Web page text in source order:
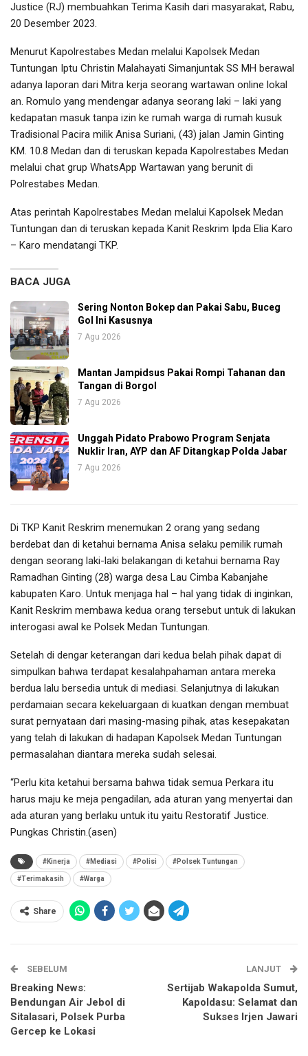
Justice (RJ) membuahkan Terima Kasih dari masyarakat, Rabu,
20 Desember 2023.
Menurut Kapolrestabes Medan melalui Kapolsek Medan
Tuntungan Iptu Christin Malahayati Simanjuntak SS MH berawal
adanya laporan dari Mitra kerja seorang wartawan online lokal
an. Romulo yang mendengar adanya seorang laki – laki yang
kedapatan masuk tanpa izin ke rumah warga di rumah kusuk
Tradisional Pacira milik Anisa Suriani, (43) jalan Jamin Ginting
KM. 10.8 Medan dan di teruskan kepada Kapolrestabes Medan
melalui chat grup WhatsApp Wartawan yang berunit di
Polrestabes Medan.
Atas perintah Kapolrestabes Medan melalui Kapolsek Medan
Tuntungan dan di teruskan kepada Kanit Reskrim Ipda Elia Karo
– Karo mendatangi TKP.
BACA JUGA
Sering Nonton Bokep dan Pakai Sabu, Buceg
Gol Ini Kasusnya
7 Agu 2026
Mantan Jampidsus Pakai Rompi Tahanan dan
Tangan di Borgol
7 Agu 2026
Unggah Pidato Prabowo Program Senjata
Nuklir Iran, AYP dan AF Ditangkap Polda Jabar
7 Agu 2026
Di TKP Kanit Reskrim menemukan 2 orang yang sedang
berdebat dan di ketahui bernama Anisa selaku pemilik rumah
dengan seorang laki-laki belakangan di ketahui bernama Ray
Ramadhan Ginting (28) warga desa Lau Cimba Kabanjahe
kabupaten Karo. Untuk menjaga hal – hal yang tidak di inginkan,
Kanit Reskrim membawa kedua orang tersebut untuk di lakukan
interogasi awal ke Polsek Medan Tuntungan.
Setelah di dengar keterangan dari kedua belah pihak dapat di
simpulkan bahwa terdapat kesalahpahaman antara mereka
berdua lalu bersedia untuk di mediasi. Selanjutnya di lakukan
perdamaian secara kekeluargaan di kuatkan dengan membuat
surat pernyataan dari masing-masing pihak, atas kesepakatan
yang telah di lakukan di hadapan Kapolsek Medan Tuntungan
permasalahan diantara mereka sudah selesai.
“Perlu kita ketahui bersama bahwa tidak semua Perkara itu
harus maju ke meja pengadilan, ada aturan yang menyertai dan
ada aturan yang berlaku untuk itu yaitu Restoratif Justice.
Pungkas Christin.(asen)
#Kinerja #Mediasi #Polisi #Polsek Tuntungan
#Terimakasih #Warga
Share
SEBELUM
Breaking News:
Bendungan Air Jebol di
Sitalasari, Polsek Purba
Gercep ke Lokasi
LANJUT
Sertijab Wakapolda Sumut,
Kapoldasu: Selamat dan
Sukses Irjen Jawari